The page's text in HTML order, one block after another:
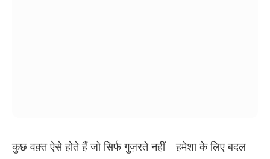
कुछ वक़्त ऐसे होते हैं जो सिर्फ गुज़रते नहीं—हमेशा के लिए बदल